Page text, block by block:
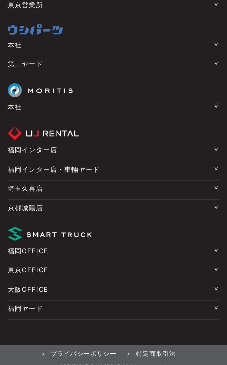
東京営業所
本社
第二ヤード
本社
福岡インター店
福岡インター店・車輛ヤード
埼玉久喜店
京都城陽店
福岡OFFICE
東京OFFICE
大阪OFFICE
福岡ヤード
プライバシーポリシー 特定商取引法